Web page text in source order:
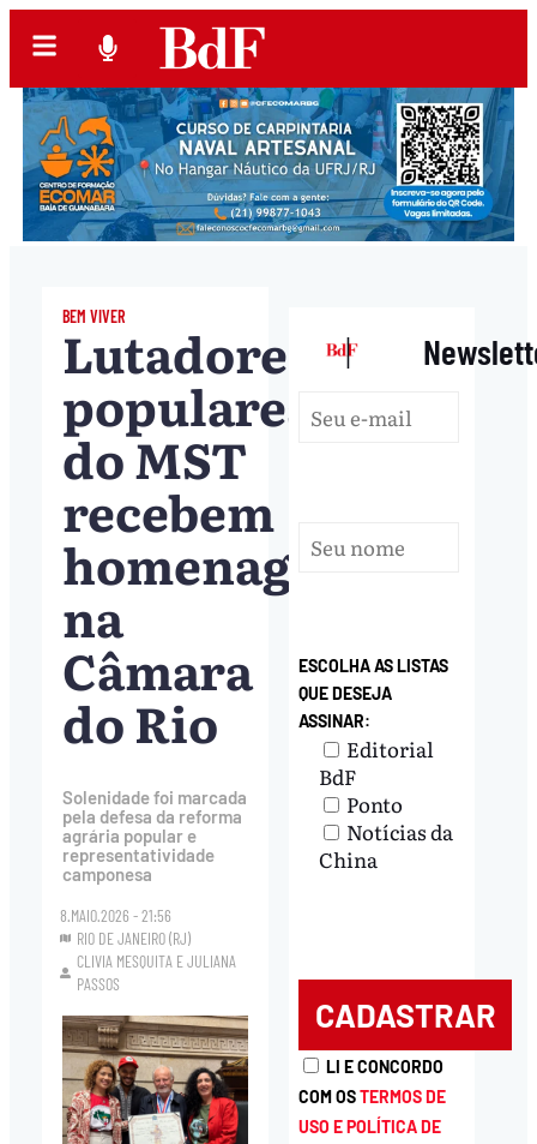
BEM VIVER
Lutadores
populares
do MST
recebem
homenagens
na
Câmara
do Rio
Solenidade foi marcada
pela defesa da reforma
agrária popular e
representatividade
camponesa
8.MAIO.2026 - 21:56
RIO DE JANEIRO (RJ)
CLIVIA MESQUITA EJULIANA
PASSOS
|
ESCOLHA AS LISTAS
QUE DESEJA
ASSINAR:
Editorial
BdF
Ponto
Notícias da
China
LI E CONCORDO
COM OSTERMOS DE
USO E POLÍTICA DE